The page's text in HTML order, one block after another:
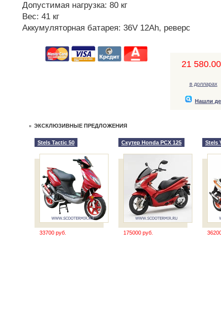
Допустимая нагрузка: 80 кг
Вес: 41 кг
Аккумуляторная батарея: 36V 12Ah, реверс
21
в долларах
Нашли
ЭКСКЛЮЗИВНЫЕ ПРЕДЛОЖЕНИЯ
Stels Tactic 50
33700 руб.
Скутер Honda PCX 125
175000 руб.
Stels